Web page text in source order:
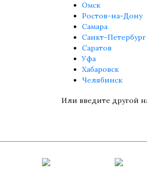
Омск
Ростов-на-Дону
Самара
Санкт-Петербург
Саратов
Уфа
Хабаровск
Челябинск
Или введите другой